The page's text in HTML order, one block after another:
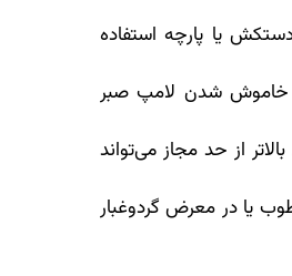
یا پارچه استفاده
پس از خاموش شدن لامپ صبر
از حد مجاز می‌تواند
یا در معرض گردوغبار